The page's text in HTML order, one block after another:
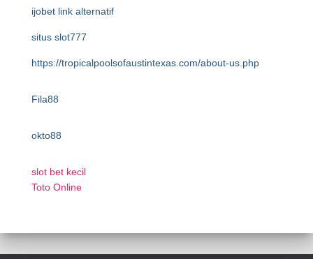
ijobet link alternatif
situs slot777
https://tropicalpoolsofaustintexas.com/about-us.php
Fila88
okto88
slot bet kecil
Toto Online